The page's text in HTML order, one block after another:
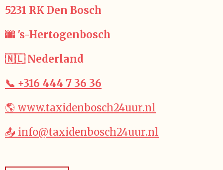
5231 RK Den Bosch
🌆 's-Hertogenbosch
🇳🇱 Nederland
📞 +316 444 7 36 36
🌎 www.taxidenbosch24uur.nl
📤 info@taxidenbosch24uur.nl